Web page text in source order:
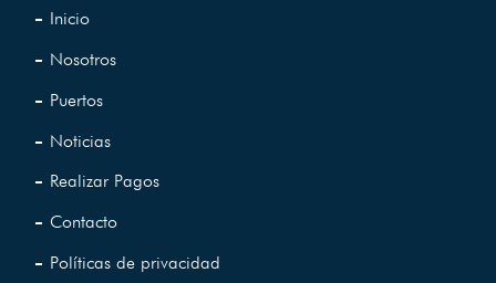
Inicio
Nosotros
Puertos
Noticias
Realizar Pagos
Contacto
Políticas de privacidad